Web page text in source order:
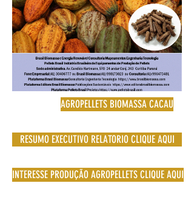
AGROPELLETS BIOMASSA CACAU
RESUMO EXECUTIVO RELATORIO CLIQUE AQUI
INTERESSE PRODUÇÃO AGROPELLETS CLIQUE AQUI